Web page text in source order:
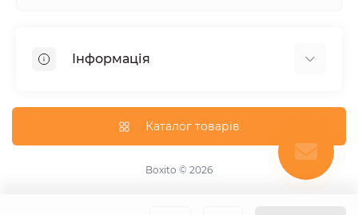
Інформація
Про магазин
Каталог товарів
Boxito © 2026